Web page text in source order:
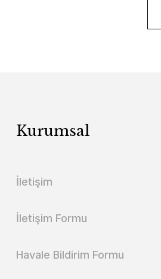
Kurumsal
İletişim
İletişim Formu
Havale Bildirim Formu